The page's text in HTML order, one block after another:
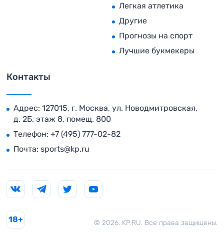
Легкая атлетика
Другие
Прогнозы на спорт
Лучшие букмекеры
Контакты
Адрес: 127015, г. Москва, ул. Новодмитровская,
д. 2Б, этаж 8, помещ. 800
Телефон: +7 (495) 777-02-82
Почта: sports@kp.ru
© 2026. KP.RU. Все права защищены.
18+